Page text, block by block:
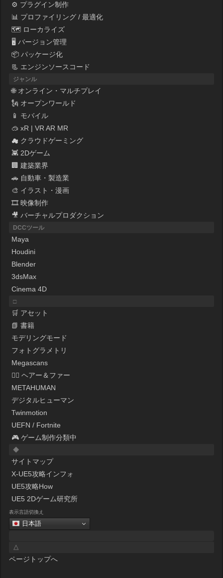
⚙ プラグイン制作
📊 プロファイリング / 最適化
🗺 ローカライズ
🖥 バージョン管理
📦 パッケージ化
📃 エンジンソースコード
ジャンル
🌐 オンライン・マルチプレイ
🗽 オープンワールド
📱 モバイル
🥽 xR | VR AR MR
☁ クラウドゲーミング
👾 2Dゲーム
🏢 建築業界
🚗 自動車・製造業
🎨 イラスト・漫画
🎞 映像制作
🎥 バーチャルプロダクション
DCCツール
Maya
Houdini
Blender
3dsMax
Cinema 4D
□
🛒 アセット
📗 書籍
モデリングモード
フォトグラメトリ
Megascans
💇‍♀️ ヘアー＆ファー
METAHUMAN
デジタルヒューマン
Twinmotion
UEFN / Fortnite
🎮 ゲーム制作分類中
◆
サイトマップ
X-UE5攻略インフォ
UE5攻略How
UE5 2Dゲーム研究所
表示言語切換え
日本語
△
ページトップへ